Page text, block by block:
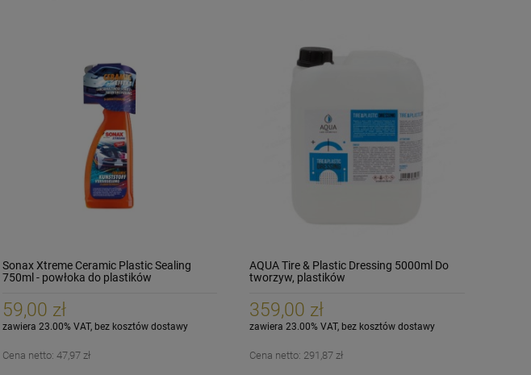
Sonax Xtreme Ceramic Plastic Sealing
750ml - powłoka do plastików
59,00 zł
zawiera 23.00% VAT, bez kosztów dostawy
Cena netto: 47,97 zł
AQUA Tire & Plastic Dressing 5000ml Do
tworzyw, plastików
359,00 zł
zawiera 23.00% VAT, bez kosztów dostawy
Cena netto: 291,87 zł